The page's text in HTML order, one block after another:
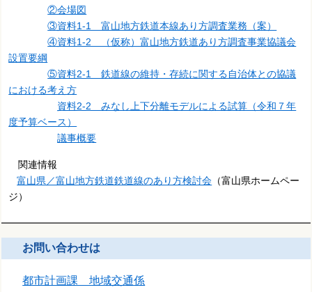
②会場図
③資料1-1 富山地方鉄道本線あり方調査業務（案）
④資料1-2 （仮称）富山地方鉄道あり方調査事業協議会
設置要綱
⑤資料2-1 鉄道線の維持・存続に関する自治体との協議
における考え方
資料2-2 みなし上下分離モデルによる試算（令和７年
度予算ベース）
議事概要
関連情報
富山県／富山地方鉄道鉄道線のあり方検討会 （富山県ホームペー
ジ）
お問い合わせは
都市計画課 地域交通係